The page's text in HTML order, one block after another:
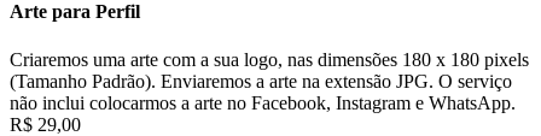
Arte para Perfil
Criaremos uma arte com a sua logo, nas dimensões 180 x 180 pixels
(Tamanho Padrão). Enviaremos a arte na extensão JPG. O serviço
não inclui colocarmos a arte no Facebook, Instagram e WhatsApp.
R$ 29,00